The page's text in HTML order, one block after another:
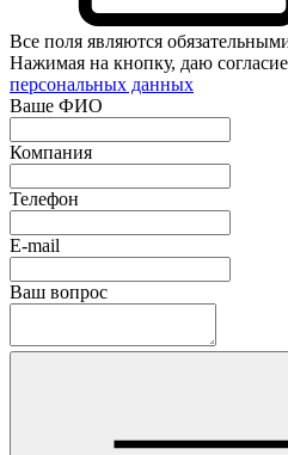
Все поля являются
Нажимая на кнопку, даю
персональных данных
Ваше ФИО
Компания
Телефон
E-mail
Ваш вопрос